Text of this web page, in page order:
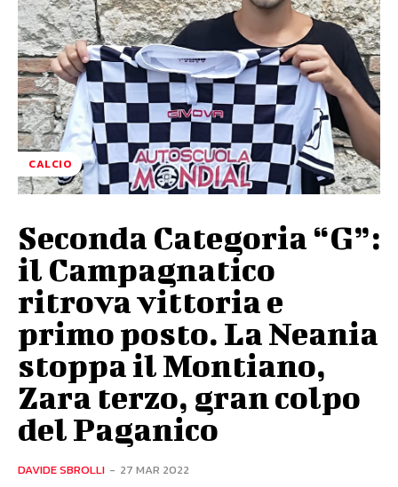
CALCIO
Seconda Categoria “G”:
il Campagnatico
ritrova vittoria e
primo posto. La Neania
stoppa il Montiano,
Zara terzo, gran colpo
del Paganico
DAVIDE SBROLLI - 27 MAR 2022